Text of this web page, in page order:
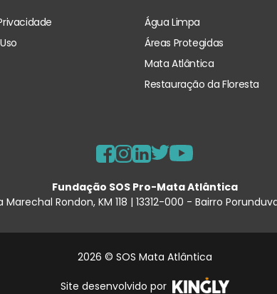
Água Limpa
Áreas Protegidas
Mata Atlântica
Restauração da Floresta
Fundação SOS Pro-Mata Atlântica
Marechal Rondon, KM 118 | 13312-000 - Bairro
2026 © SOS Mata Atlântica
Site desenvolvido por